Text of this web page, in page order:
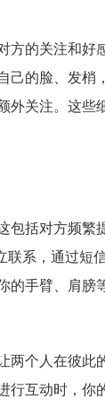
的关注和好
己的脸、发梢
关注。这些
包括对方频繁
系，通过短
手臂、肩膀
两个人在彼此
互动时，你